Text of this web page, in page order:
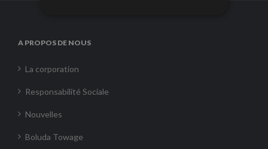
A PROPOS DE NOUS
La corporation
Responsabilité Sociale
Nouvelles
Boluda Towage